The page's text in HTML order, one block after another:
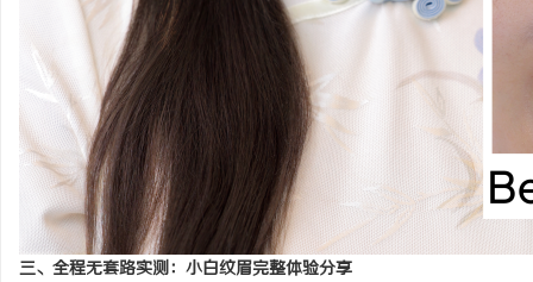
三、全程无套路实测：小白纹眉完整体验分享